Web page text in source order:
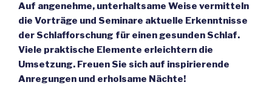
Auf angenehme, unterhaltsame Weise vermitteln
die Vorträge und Seminare aktuelle Erkenntnisse
der Schlafforschung für einen gesunden Schlaf.
Viele praktische Elemente erleichtern die
Umsetzung. Freuen Sie sich auf inspirierende
Anregungen und erholsame Nächte!